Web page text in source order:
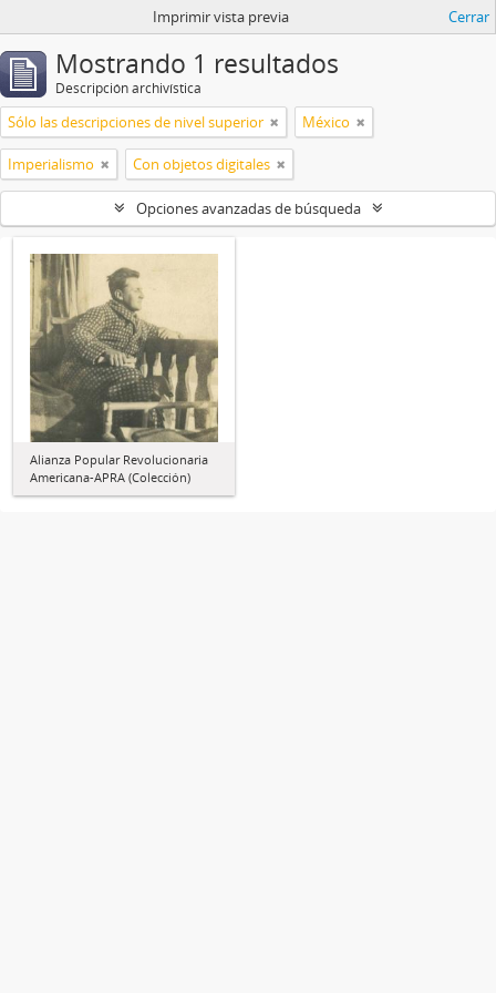
Imprimir vista previa Cerrar
Mostrando 1 resultados
Descripción archivística
Sólo las descripciones de nivel superior México
Imperialismo Con objetos digitales
Opciones avanzadas de búsqueda
Alianza Popular Revolucionaria
Americana-APRA (Colección)